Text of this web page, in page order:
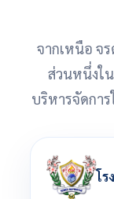
จากเหนือ จ
ส่วนหนึ่งใ
บริหารจัดกา
โร